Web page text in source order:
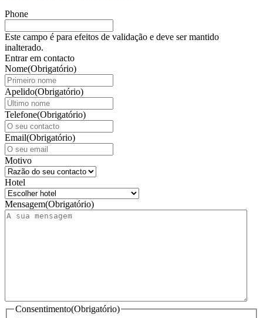
Phone
Este campo é para efeitos de validação e deve ser mantido
inalterado.
Entrar em contacto
Nome(Obrigatório)
Apelido(Obrigatório)
Telefone(Obrigatório)
Email(Obrigatório)
Motivo
Hotel
Mensagem(Obrigatório)
Consentimento(Obrigatório)